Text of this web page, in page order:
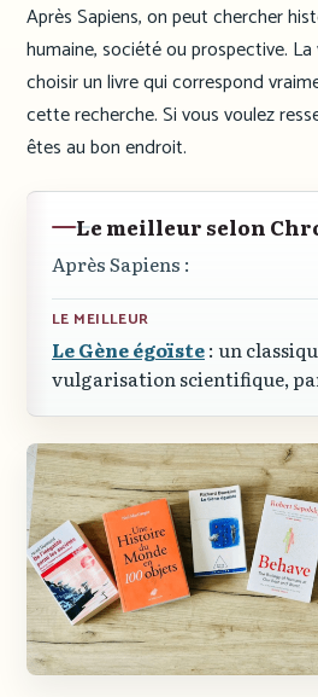
Après Sapiens, on peut chercher
humaine, société ou prospective.
choisir un livre qui correspond
cette recherche. Si vous voulez
êtes au bon endroit.
Le meilleur selon
Après Sapiens :
LE MEILLEUR
Le Gène égoïste: un
vulgarisation scientifique,